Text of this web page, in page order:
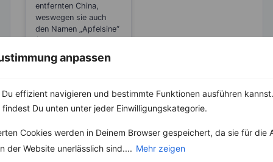
anpassen
effizient navigieren und bestimmte Funktionen ausführen
Du unten unter jeder Einwilligungskategorie.
Cookies werden in Deinem Browser gespeichert, da sie für die
der Website unerlässlich sind.... Mehr zeigen
entfernten China,
weswegen sie auch
den Namen „Apfelsine“
Weitere Vegetarische Rezepte